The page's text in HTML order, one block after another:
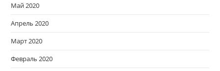
Май 2020
Апрель 2020
Март 2020
Февраль 2020